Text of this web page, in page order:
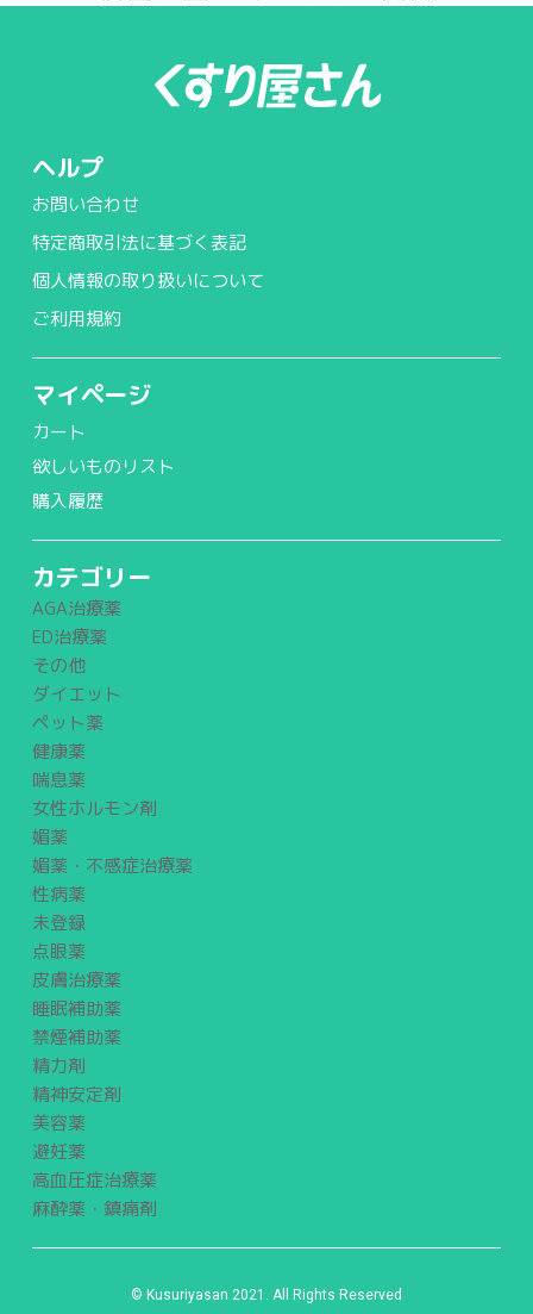
ヘルプ
お問い合わせ
特定商取引法に基づく表記
個人情報の取り扱いについて
ご利用規約
マイページ
カート
欲しいものリスト
購入履歴
カテゴリー
AGA治療薬
ED治療薬
その他
ダイエット
ペット薬
健康薬
喘息薬
女性ホルモン剤
媚薬
媚薬・不感症治療薬
性病薬
未登録
点眼薬
皮膚治療薬
睡眠補助薬
禁煙補助薬
精力剤
精神安定剤
美容薬
避妊薬
高血圧症治療薬
麻酔薬・鎮痛剤
© Kusuriyasan 2021. All Rights Reserved